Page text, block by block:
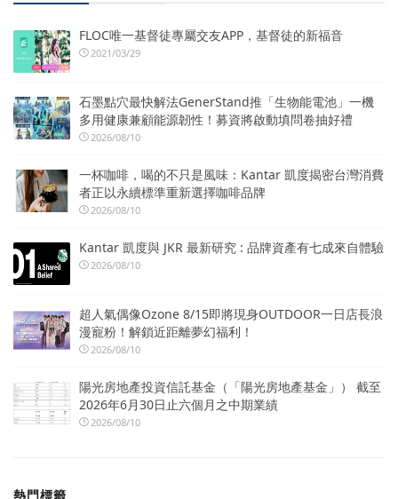
FLOC唯一基督徒專屬交友APP，基督徒的新福音
2021/03/29
石墨點穴最快解法GenerStand推「生物能電池」一機
多用健康兼顧能源韌性！募資將啟動填問卷抽好禮
2026/08/10
一杯咖啡，喝的不只是風味：Kantar 凱度揭密台灣消費
者正以永續標準重新選擇咖啡品牌
2026/08/10
Kantar 凱度與 JKR 最新研究 : 品牌資產有七成來自體驗
2026/08/10
超人氣偶像Ozone 8/15即將現身OUTDOOR一日店長浪
漫寵粉！解鎖近距離夢幻福利！
2026/08/10
陽光房地產投資信託基金（「陽光房地產基金」） 截至
2026年6月30日止六個月之中期業績
2026/08/10
熱門標籤